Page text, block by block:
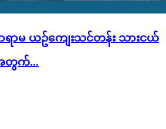
ရာမ ယဥ်ကျေးသင်တန်း သားငယ်
တွက်...